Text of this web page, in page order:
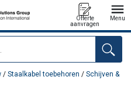
Offerte
aanvragen
Menu
/ Staalkabel toebehoren / Schijven &